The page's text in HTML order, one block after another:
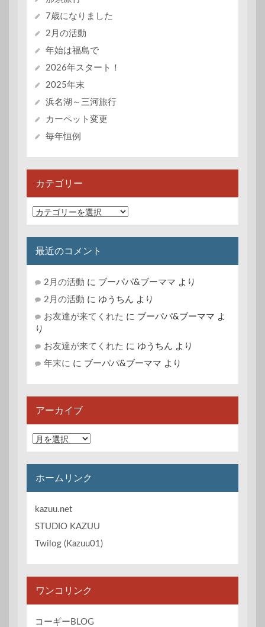
7歳になりました
2月の活動
年始は福島で
2026年スタート！
2025年末
浜名湖～三河旅行
カーペット変更
毎年恒例
カテゴリー
カ
テ
ゴ
リ
最近のコメント
2月の活動 に ブーパパ&ブーママ より
2月の活動 に ゆうちん より
お友達が来てくれた に ブーパパ&ブーママ よ
り
お友達が来てくれた に ゆうちん より
年末に に ブーパパ&ブーママ より
アーカイブ
ア
ー
カ
イ
ホームリンク
kazuu.net
STUDIO KAZUU
Twilog (Kazuu01)
ワンコリンク
コーギーBLOG